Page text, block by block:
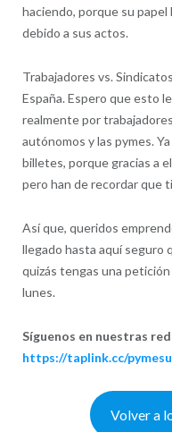
haciendo, porque su
debido a sus actos.
Trabajadores vs.
España. Espero que esto
realmente por
autónomos y las pymes.
billetes, porque gracias a
pero han de recordar que
Así que, queridos
llegado hasta aquí seguro
quizás tengas una
lunes.
Síguenos en nuestras
https://taplink.cc/
Volver a